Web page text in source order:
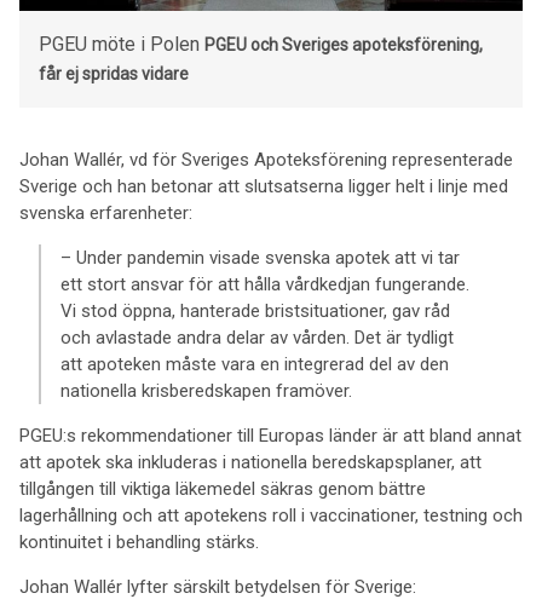
PGEU möte i Polen PGEU och Sveriges apoteksförening,
får ej spridas vidare
Johan Wallér, vd för Sveriges Apoteksförening representerade
Sverige och han betonar att slutsatserna ligger helt i linje med
svenska erfarenheter:
– Under pandemin visade svenska apotek att vi tar
ett stort ansvar för att hålla vårdkedjan fungerande.
Vi stod öppna, hanterade bristsituationer, gav råd
och avlastade andra delar av vården. Det är tydligt
att apoteken måste vara en integrerad del av den
nationella krisberedskapen framöver.
PGEU:s rekommendationer till Europas länder är att bland annat
att apotek ska inkluderas i nationella beredskapsplaner, att
tillgången till viktiga läkemedel säkras genom bättre
lagerhållning och att apotekens roll i vaccinationer, testning och
kontinuitet i behandling stärks.
Johan Wallér lyfter särskilt betydelsen för Sverige: